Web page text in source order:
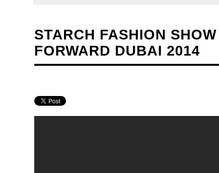
STARCH FASHION
FORWARD DUBAI 2014